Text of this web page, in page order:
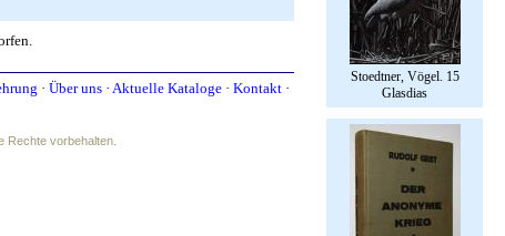
Stoedtner, Vögel. 15
Glasdias
· Über uns· Aktuelle Kataloge· Kontakt·
Rechte vorbehalten.